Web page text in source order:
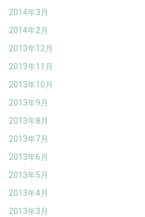
2014年3月
2014年2月
2013年12月
2013年11月
2013年10月
2013年9月
2013年8月
2013年7月
2013年6月
2013年5月
2013年4月
2013年3月